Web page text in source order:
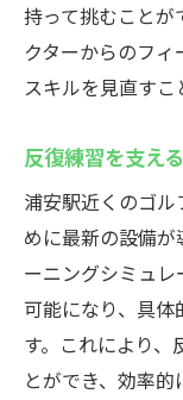
持って挑むことが
クターからのフ
スキルを見直すこ
反復練習を支え
浦安駅近くのゴ
めに最新の設備
ーニングシミュ
可能になり、具
す。これにより
とができ、効率